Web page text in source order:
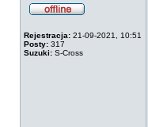
Rejestracja: 21-09-2021, 10:51
Posty: 317
Suzuki: S-Cross